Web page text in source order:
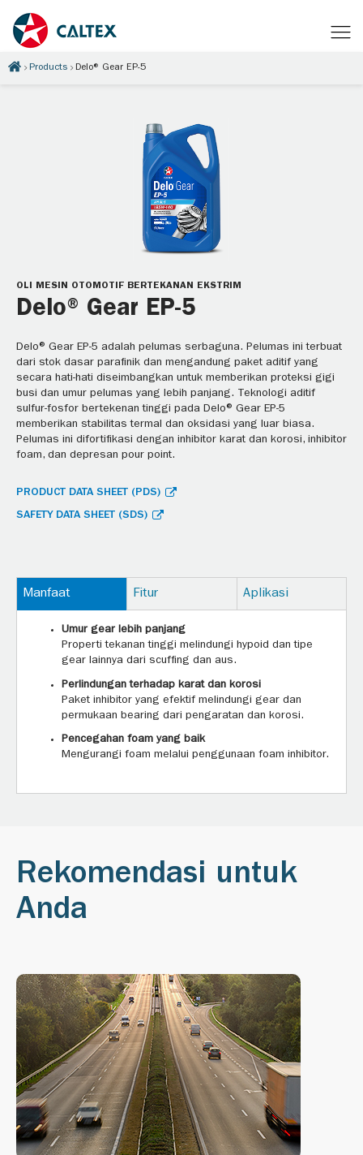
Products Delo® Gear EP-5
OLI MESIN OTOMOTIF BERTEKANAN EKSTRIM
Delo® Gear EP-5
Delo® Gear EP-5 adalah pelumas serbaguna. Pelumas ini terbuat
dari stok dasar parafinik dan mengandung paket aditif yang
secara hati-hati diseimbangkan untuk memberikan proteksi gigi
busi dan umur pelumas yang lebih panjang. Teknologi aditif
sulfur-fosfor bertekenan tinggi pada Delo® Gear EP-5
memberikan stabilitas termal dan oksidasi yang luar biasa.
Pelumas ini difortifikasi dengan inhibitor karat dan korosi, inhibitor
foam, dan depresan pour point.
PRODUCT DATA SHEET (PDS)
SAFETY DATA SHEET (SDS)
Manfaat Fitur Aplikasi
Umur gear lebih panjang
Properti tekanan tinggi melindungi hypoid dan tipe
gear lainnya dari scuffing dan aus.
Perlindungan terhadap karat dan korosi
Paket inhibitor yang efektif melindungi gear dan
permukaan bearing dari pengaratan dan korosi.
Pencegahan foam yang baik
Mengurangi foam melalui penggunaan foam inhibitor.
Rekomendasi untuk
Anda